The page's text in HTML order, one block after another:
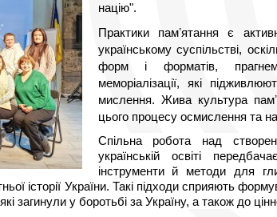
націю".
Практики памʼятання є
українському суспільстві,
форм і форматів,
меморіалізації, які
мислення. Жива культура
цього процесу осмислення та
Спільна робота над
українській освіті
інструменти й методи для
історії України. Такі підходи сприяють
загинули у боротьбі за Україну, а також до